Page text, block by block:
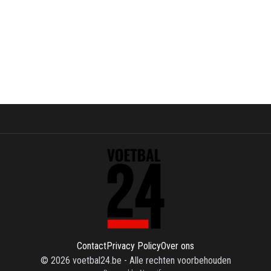
ContactPrivacy PolicyOver ons
© 2026 voetbal24.be - Alle rechten voorbehouden